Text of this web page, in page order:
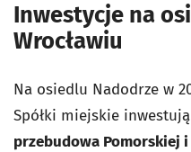
Inwestycje na
Wrocławiu
Na osiedlu Nadodrze w
Spółki miejskie
przebudowa Pomorskiej